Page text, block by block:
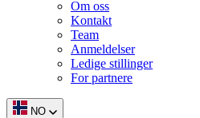
Om oss
Kontakt
Team
Anmeldelser
Ledige stillinger
For partnere
NO